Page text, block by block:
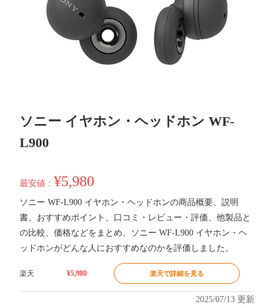
ソニー イヤホン・ヘッドホン WF-
L900
最安値： ¥5,980
ソニー WF-L900 イヤホン・ヘッドホンの商品概要、説明
書、おすすめポイント、口コミ・レビュー・評価、他製品と
の比較、価格などをまとめ、ソニー WF-L900 イヤホン・ヘ
ッドホンがどんな人におすすめなのかを評価しました。
楽天 ¥5,980 楽天で詳細を見る
2025/07/13 更新